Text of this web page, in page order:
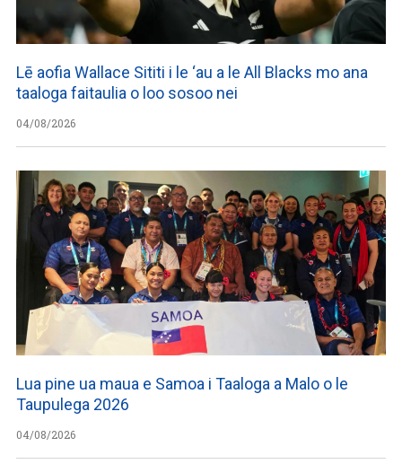
Lē aofia Wallace Sititi i le ‘au a le All Blacks mo ana
taaloga faitaulia o loo sosoo nei
04/08/2026
Lua pine ua maua e Samoa i Taaloga a Malo o le
Taupulega 2026
04/08/2026